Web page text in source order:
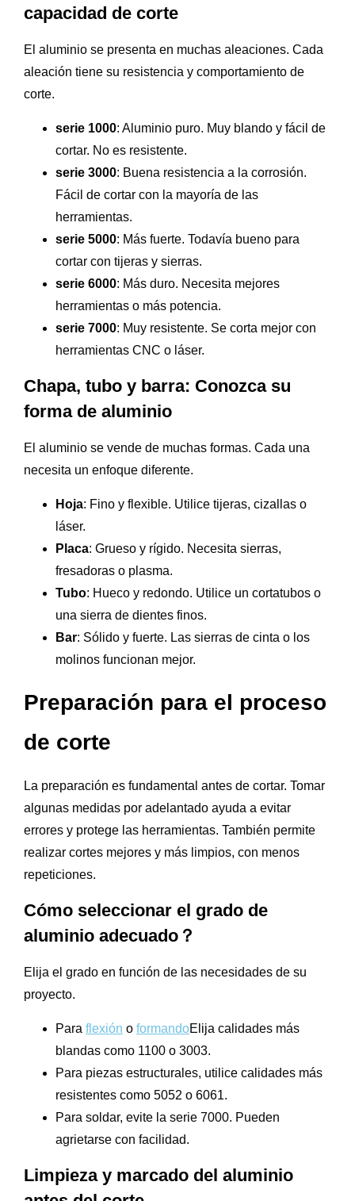
capacidad de corte
El aluminio se presenta en muchas aleaciones. Cada
aleación tiene su resistencia y comportamiento de
corte.
serie 1000: Aluminio puro. Muy blando y fácil de
cortar. No es resistente.
serie 3000: Buena resistencia a la corrosión.
Fácil de cortar con la mayoría de las
herramientas.
serie 5000: Más fuerte. Todavía bueno para
cortar con tijeras y sierras.
serie 6000: Más duro. Necesita mejores
herramientas o más potencia.
serie 7000: Muy resistente. Se corta mejor con
herramientas CNC o láser.
Chapa, tubo y barra: Conozca su
forma de aluminio
El aluminio se vende de muchas formas. Cada una
necesita un enfoque diferente.
Hoja: Fino y flexible. Utilice tijeras, cizallas o
láser.
Placa: Grueso y rígido. Necesita sierras,
fresadoras o plasma.
Tubo: Hueco y redondo. Utilice un cortatubos o
una sierra de dientes finos.
Bar: Sólido y fuerte. Las sierras de cinta o los
molinos funcionan mejor.
Preparación para el proceso
de corte
La preparación es fundamental antes de cortar. Tomar
algunas medidas por adelantado ayuda a evitar
errores y protege las herramientas. También permite
realizar cortes mejores y más limpios, con menos
repeticiones.
Cómo seleccionar el grado de
aluminio adecuado？
Elija el grado en función de las necesidades de su
proyecto.
Para flexión o formandoElija calidades más
blandas como 1100 o 3003.
Para piezas estructurales, utilice calidades más
resistentes como 5052 o 6061.
Para soldar, evite la serie 7000. Pueden
agrietarse con facilidad.
Limpieza y marcado del aluminio